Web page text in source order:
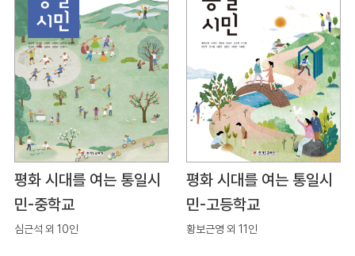
평화 시대를 여는 통일시
민-중학교
심근석 외 10인
평화 시대를 여는 통일시
민-고등학교
황보근영 외 11인